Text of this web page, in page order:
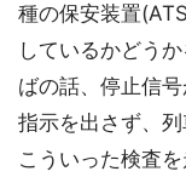
種の保安装置
しているかどう
ばの話、停止信
指示を出さず、列
こういった検査